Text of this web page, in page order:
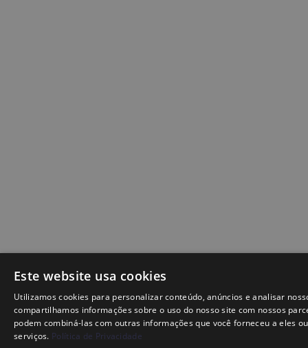
Este website usa cookies
Utilizamos cookies para personalizar conteúdo, anúncios e analisar
compartilhamos informações sobre o uso do nosso site com nossos
podem combiná-las com outras informações que você forneceu a eles
serviços. Política de Privacidade